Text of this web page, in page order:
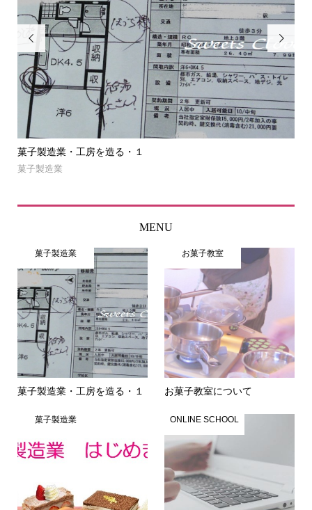

菓子製造業・工房を造る・１
菓子製造業

MENU
菓子製造業
菓子製造業・工房を造る・１
お菓子教室
お菓子教室について
菓子製造業 ONLINE SCHOOL